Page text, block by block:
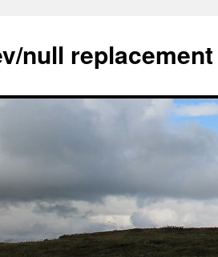
null replacement